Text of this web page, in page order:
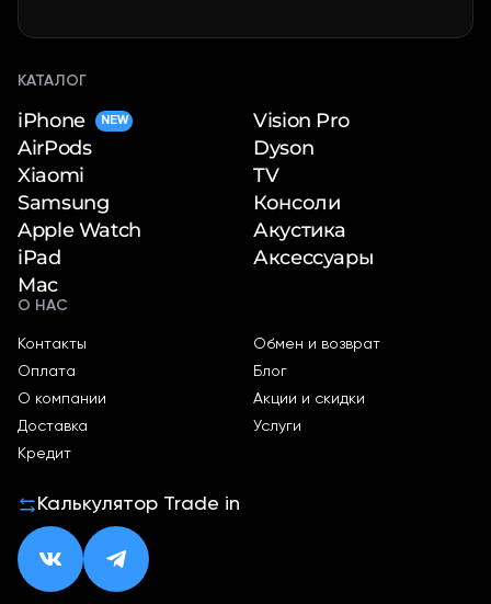
КАТАЛОГ
iPhone NEW
AirPods
Xiaomi
Samsung
Apple Watch
iPad
Mac
Vision Pro
Dyson
TV
Консоли
Акустика
Аксессуары
О НАС
Контакты
Оплата
О компании
Доставка
Кредит
Обмен и возврат
Блог
Акции и скидки
Услуги
Калькулятор Trade in